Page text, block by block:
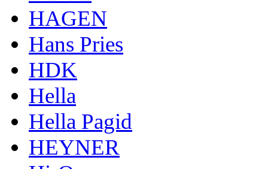
HAGEN
Hans Pries
HDK
Hella
Hella Pagid
HEYNER